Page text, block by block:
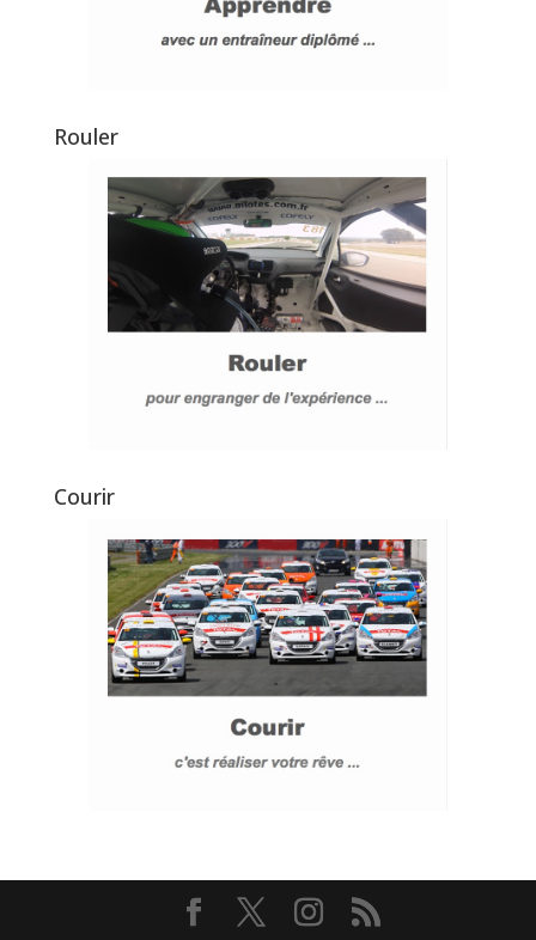
Rouler
Courir